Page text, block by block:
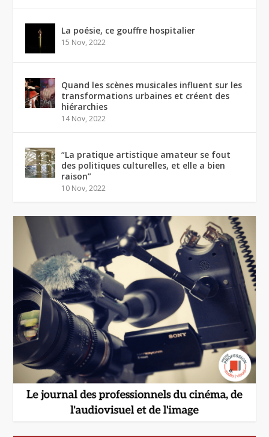
La poésie, ce gouffre hospitalier
15 Nov, 2022
Quand les scènes musicales influent sur les
transformations urbaines et créent des
hiérarchies
14 Nov, 2022
“La pratique artistique amateur se fout
des politiques culturelles, et elle a bien
raison”
10 Nov, 2022